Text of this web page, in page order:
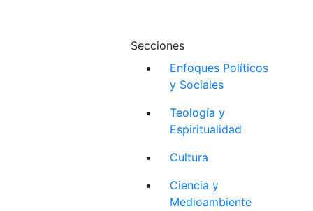
Secciones
Enfoques Políticos
y Sociales
Teología y
Espiritualidad
Cultura
Ciencia y
Medioambiente